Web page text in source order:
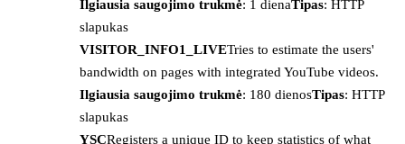
Ilgiausia saugojimo trukmė: 1 dienaTipas: HTTP
slapukas
VISITOR_INFO1_LIVETries to estimate the users'
bandwidth on pages with integrated YouTube videos.
Ilgiausia saugojimo trukmė: 180 dienosTipas: HTTP
slapukas
YSCRegisters a unique ID to keep statistics of what